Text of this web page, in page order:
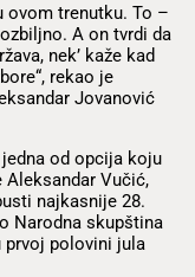
ovom trenutku. To –
A on tvrdi da
nek’ kaže kad
rekao je
Jovanović
od opcija koju
Aleksandar Vučić,
najkasnije 28.
Narodna skupština
prvoj polovini jula